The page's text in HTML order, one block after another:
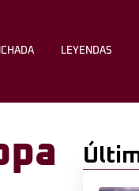
STAFF HINCHADA
LEYENDAS